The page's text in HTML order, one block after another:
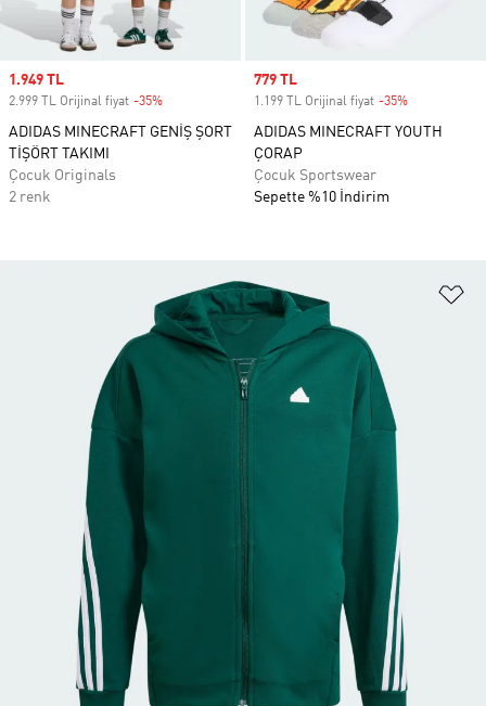
Sale price
1.949 TL
2.999 TL Orijinal fiyat -35%
ADIDAS MINECRAFT GENİŞ ŞORT
TİŞÖRT TAKIMI
Çocuk Originals
2 renk
Sale price
779 TL
1.199 TL Orijinal fiyat -35%
ADIDAS MINECRAFT YOUTH
ÇORAP
Çocuk Sportswear
Sepette %10 İndirim